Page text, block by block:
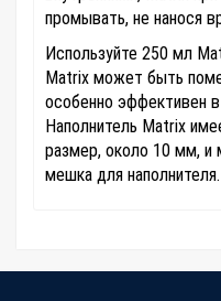
промывать, не нанося
Используйте 250 мл
Matrix может быть
особенно эффективен
Наполнитель Matrix
размер, около 10 мм, и
мешка для наполнителя.